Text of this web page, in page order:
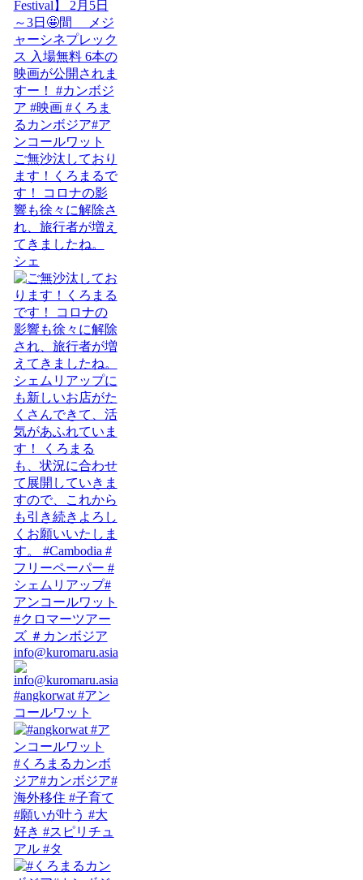
ご無沙汰しており
ます！くろまるで
す！ コロナの影
響も徐々に解除さ
れ、旅行者が増え
てきましたね。
シェ
info@kuromaru.asia
#angkorwat #アン
コールワット
#くろまるカンボ
ジア#カンボジア#
海外移住 #子育て
#願いが叶う #大
好き #スピリチュ
アル #タ